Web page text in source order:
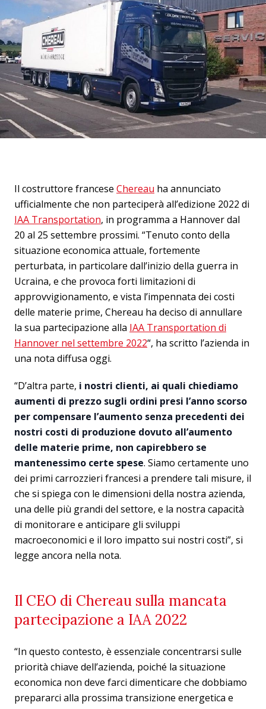
Il costruttore francese Chereau ha annunciato
ufficialmente che non parteciperà all’edizione 2022 di
IAA Transportation, in programma a Hannover dal
20 al 25 settembre prossimi. “Tenuto conto della
situazione economica attuale, fortemente
perturbata, in particolare dall’inizio della guerra in
Ucraina, e che provoca forti limitazioni di
approvvigionamento, e vista l’impennata dei costi
delle materie prime, Chereau ha deciso di annullare
la sua partecipazione alla IAA Transportation di
Hannover nel settembre 2022“, ha scritto l’azienda in
una nota diffusa oggi.
“D’altra parte, i nostri clienti, ai quali chiediamo
aumenti di prezzo sugli ordini presi l’anno scorso
per compensare l’aumento senza precedenti dei
nostri costi di produzione dovuto all’aumento
delle materie prime, non capirebbero se
mantenessimo certe spese. Siamo certamente uno
dei primi carrozzieri francesi a prendere tali misure, il
che si spiega con le dimensioni della nostra azienda,
una delle più grandi del settore, e la nostra capacità
di monitorare e anticipare gli sviluppi
macroeconomici e il loro impatto sui nostri costi”, si
legge ancora nella nota.
Il CEO di Chereau sulla mancata
partecipazione a IAA 2022
“In questo contesto, è essenziale concentrarsi sulle
priorità chiave dell’azienda, poiché la situazione
economica non deve farci dimenticare che dobbiamo
prepararci alla prossima transizione energetica e